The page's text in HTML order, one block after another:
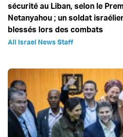
sécurité au Liban, selon le
Netanyahou ; un soldat
blessés lors des combats
All Israel News Staff